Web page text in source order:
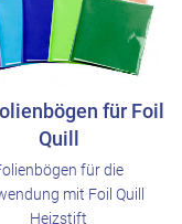
für Foil
Quill
für die
mit Foil Quill
Heizstift